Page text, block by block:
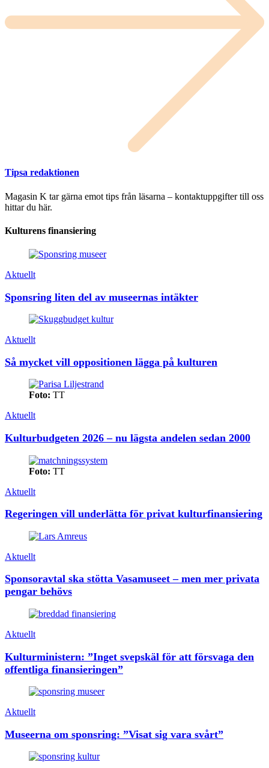
Tipsa redaktionen
Magasin K tar gärna emot tips från läsarna – kontaktuppgifter till oss
hittar du här.
Kulturens finansiering
Aktuellt
Sponsring liten del av museernas intäkter
Aktuellt
Så mycket vill oppositionen lägga på kulturen
Foto: TT
Aktuellt
Kulturbudgeten 2026 – nu lägsta andelen sedan 2000
Foto: TT
Aktuellt
Regeringen vill underlätta för privat kulturfinansiering
Aktuellt
Sponsoravtal ska stötta Vasamuseet – men mer privata
pengar behövs
Aktuellt
Kulturministern: ”Inget svepskäl för att försvaga den
offentliga finansieringen”
Aktuellt
Museerna om sponsring: ”Visat sig vara svårt”